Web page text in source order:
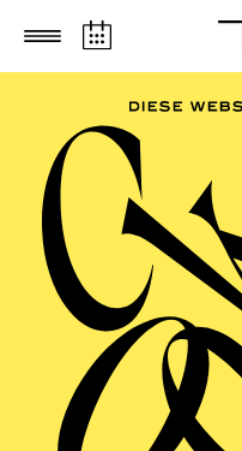
Zum Hauptinhalt springen